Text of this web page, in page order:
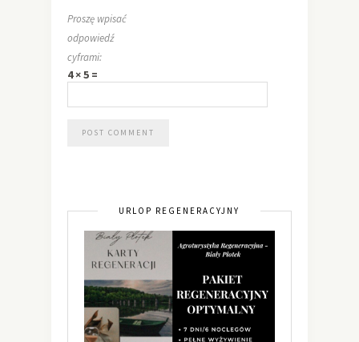
Proszę wpisać
odpowiedź
cyframi:
4 × 5 =
URLOP REGENERACYJNY